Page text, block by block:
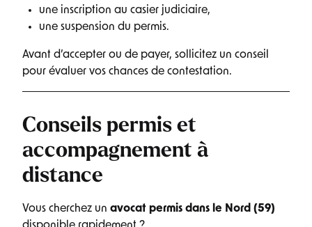
une inscription au casier judiciaire,
une suspension du permis.
Avant d’accepter ou de payer, sollicitez un conseil
pour évaluer vos chances de contestation.
Conseils permis et
accompagnement à
distance
Vous cherchez un avocat permis dans le Nord (59)